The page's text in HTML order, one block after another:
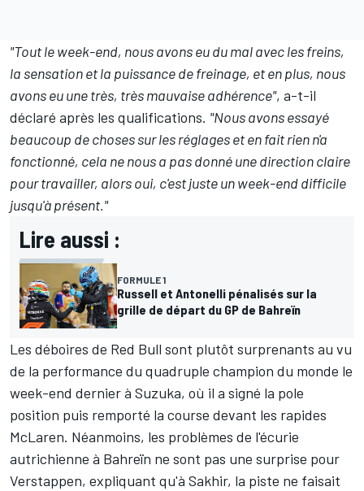
"Tout le week-end, nous avons eu du mal avec les freins,
la sensation et la puissance de freinage, et en plus, nous
avons eu une très, très mauvaise adhérence", a-t-il
déclaré après les qualifications. "Nous avons essayé
beaucoup de choses sur les réglages et en fait rien n'a
fonctionné, cela ne nous a pas donné une direction claire
pour travailler, alors oui, c'est juste un week-end difficile
jusqu'à présent."
Lire aussi :
FORMULE 1
Russell et Antonelli pénalisés sur la
grille de départ du GP de Bahreïn
Les déboires de Red Bull sont plutôt surprenants au vu
de la performance du quadruple champion du monde le
week-end dernier à Suzuka, où il a signé la pole
position puis remporté la course devant les rapides
McLaren. Néanmoins, les problèmes de l'écurie
autrichienne à Bahreïn ne sont pas une surprise pour
Verstappen, expliquant qu'à Sakhir, la piste ne faisait